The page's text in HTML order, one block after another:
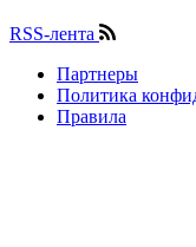
RSS-лента
Информация
Партнеры
Политика
Правила